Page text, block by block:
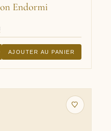
Endormi
AJOUTER AU PANIER